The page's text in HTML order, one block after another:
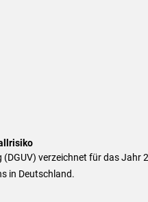
(DGUV) verzeichnet für das Jahr
in Deutschland.